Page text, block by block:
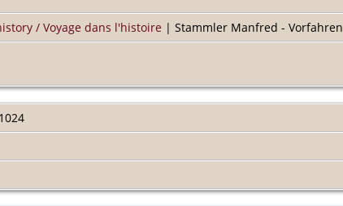
/ Voyage dans l'histoire | Stammler Manfred - Vorfahren